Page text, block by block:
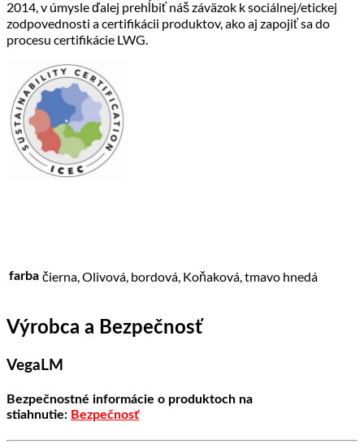
2014, v úmysle ďalej prehĺbiť náš záväzok k sociálnej/etickej
zodpovednosti a certifikácii produktov, ako aj zapojiť sa do
procesu certifikácie LWG.
farba čierna, Olivová, bordová, Koňaková, tmavo hnedá
Výrobca a Bezpečnosť
VegaLM
Bezpečnostné informácie o produktoch na
stiahnutie: Bezpečnosť